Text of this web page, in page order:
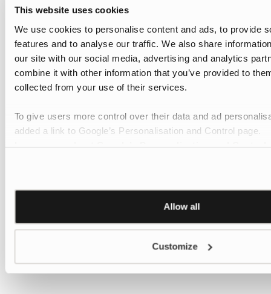
This website uses cookies
We use cookies to personalise content and ads, to provide
features and to analyse our traffic. We also share
our site with our social media, advertising and analytics
combine it with other information that you’ve provided to
collected from your use of their services.
To give users more control over their data and ad
added a link to Google’s Personalisation and Control page.
Allow all
Customize